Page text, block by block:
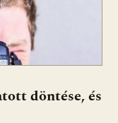
döntése, és